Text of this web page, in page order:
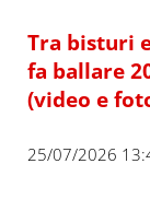
Tra bisturi
fa ballare
(video e
25/07/2026